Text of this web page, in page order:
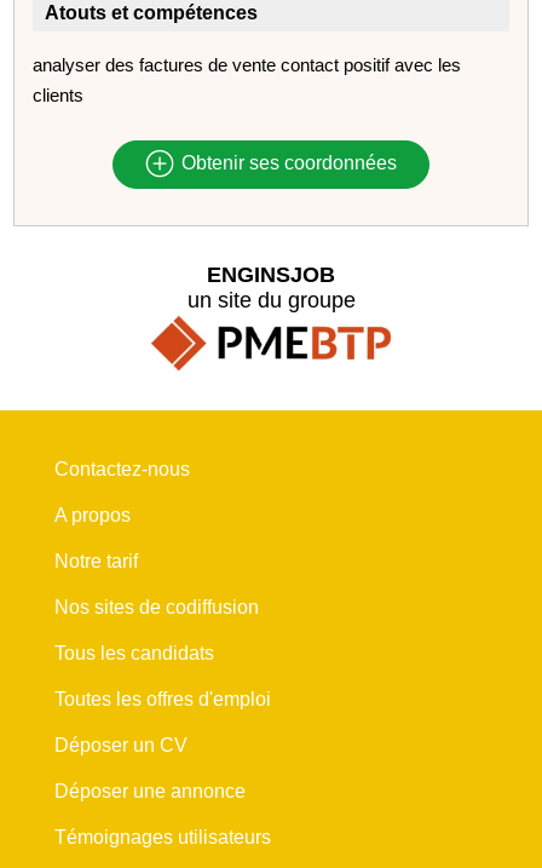
Atouts et compétences
analyser des factures de vente contact positif avec les
clients
Obtenir ses coordonnées
ENGINSJOB
un site du groupe
Contactez-nous
A propos
Notre tarif
Nos sites de codiffusion
Tous les candidats
Toutes les offres d'emploi
Déposer un CV
Déposer une annonce
Témoignages utilisateurs